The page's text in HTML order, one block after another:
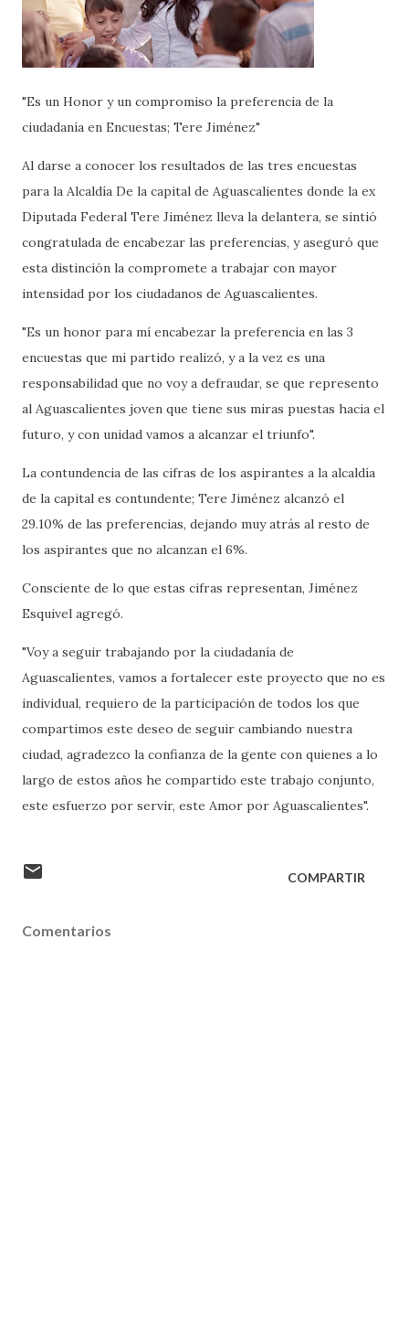
"Es un Honor y un compromiso la preferencia de la
ciudadanía en Encuestas; Tere Jiménez"
Al darse a conocer los resultados de las tres encuestas
para la Alcaldía De la capital de Aguascalientes donde la ex
Diputada Federal Tere Jiménez lleva la delantera, se sintió
congratulada de encabezar las preferencias, y aseguró que
esta distinción la compromete a trabajar con mayor
intensidad por los ciudadanos de Aguascalientes.
"Es un honor para mí encabezar la preferencia en las 3
encuestas que mi partido realizó, y a la vez es una
responsabilidad que no voy a defraudar, se que represento
al Aguascalientes joven que tiene sus miras puestas hacia el
futuro, y con unidad vamos a alcanzar el triunfo".
La contundencia de las cifras de los aspirantes a la alcaldía
de la capital es contundente; Tere Jiménez alcanzó el
29.10% de las preferencias, dejando muy atrás al resto de
los aspirantes que no alcanzan el 6%.
Consciente de lo que estas cifras representan, Jiménez
Esquivel agregó.
"Voy a seguir trabajando por la ciudadanía de
Aguascalientes, vamos a fortalecer este proyecto que no es
individual, requiero de la participación de todos los que
compartimos este deseo de seguir cambiando nuestra
ciudad, agradezco la confianza de la gente con quienes a lo
largo de estos años he compartido este trabajo conjunto,
este esfuerzo por servir, este Amor por Aguascalientes".
COMPARTIR
Comentarios